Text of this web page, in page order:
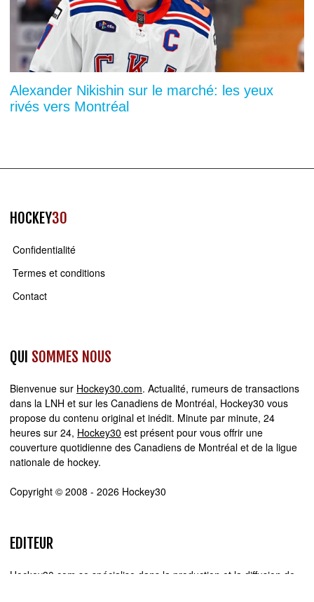
Alexander Nikishin sur le marché: les yeux
rivés vers Montréal
HOCKEY30
Confidentialité
Termes et conditions
Contact
QUI SOMMES NOUS
Bienvenue sur Hockey30.com. Actualité, rumeurs de transactions
dans la LNH et sur les Canadiens de Montréal, Hockey30 vous
propose du contenu original et inédit. Minute par minute, 24
heures sur 24, Hockey30 est présent pour vous offrir une
couverture quotidienne des Canadiens de Montréal et de la ligue
nationale de hockey.
Copyright © 2008 - 2026 Hockey30
EDITEUR
Hockey30.com se spécialise dans la production et la diffusion de